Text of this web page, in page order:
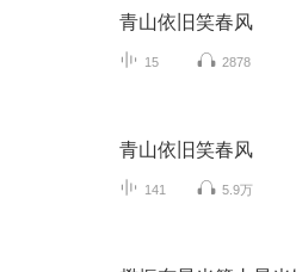
青山依旧笑春风
15 2878
青山依旧笑春风
141 5.9万